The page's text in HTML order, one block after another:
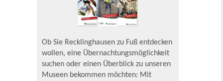
Ob Sie Recklinghausen zu Fuß entdecken
wollen, eine Übernachtungsmöglichkeit
suchen oder einen Überblick zu unseren
Museen bekommen möchten: Mit